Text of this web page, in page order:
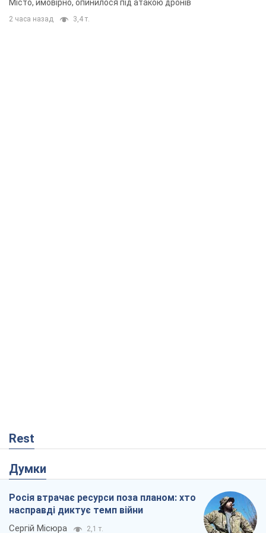
Місто, ймовірно, опинилося під атакою дронів
2 часа назад 3,4 т.
Rest
Думки
Росія втрачає ресурси поза планом: хто
насправді диктує темп війни
Сергій Місюра 2,1 т.